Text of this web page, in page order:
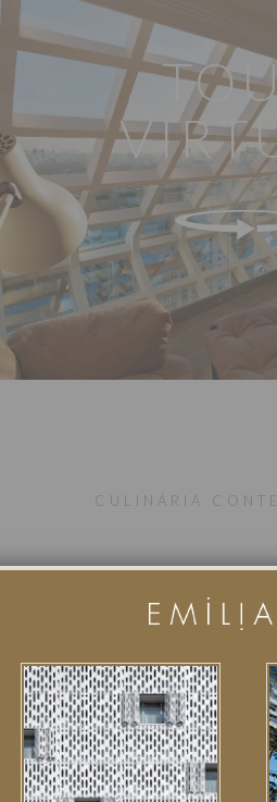
CULINÁRIA
destino gastronômico
que une arte e
experiência imersiva.
Com arquitetura de